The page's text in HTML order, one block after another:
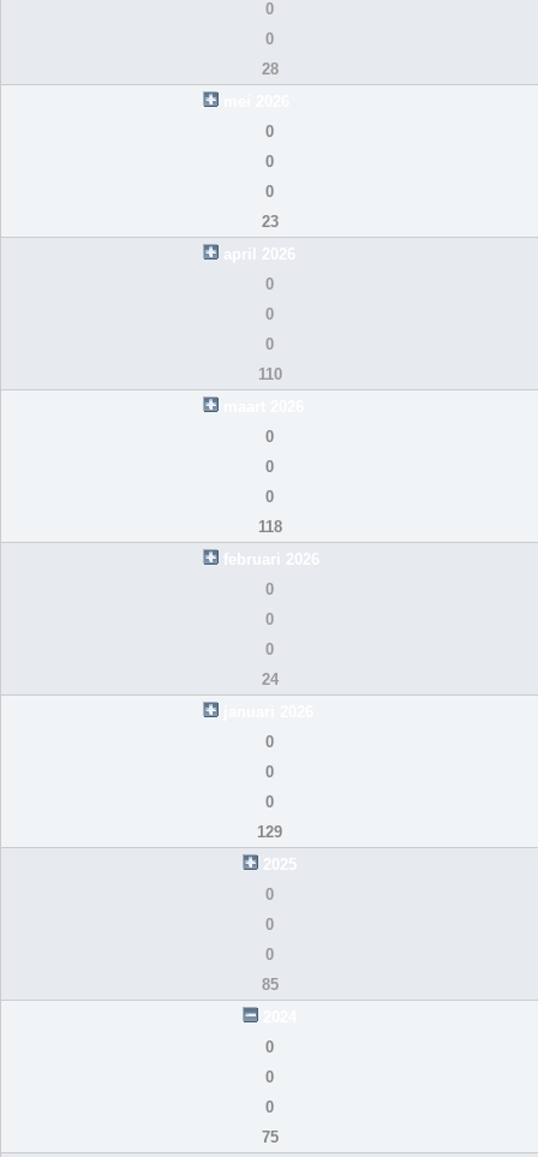
0
0
28
0
0
0
23
april 2026
0
0
0
110
0
0
0
118
februari 2026
0
0
0
24
0
0
0
129
2025
0
0
0
85
0
0
0
75